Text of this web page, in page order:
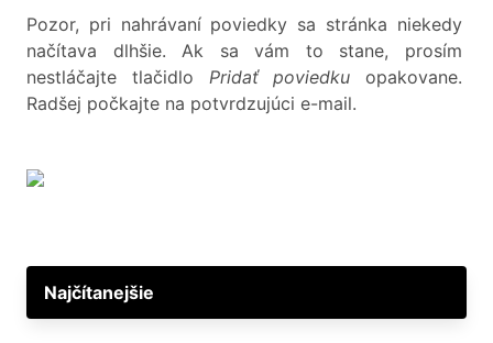
Pozor, pri nahrávaní poviedky sa stránka niekedy
načítava dlhšie. Ak sa vám to stane, prosím
nestláčajte tlačidlo Pridať poviedku opakovane.
Radšej počkajte na potvrdzujúci e-mail.
Najčítanejšie